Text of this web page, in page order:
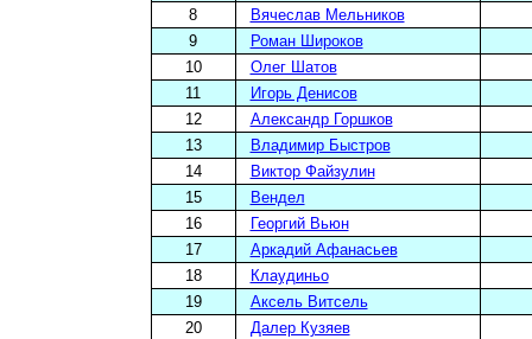
8
Вячеслав Мельников
9
Роман Широков
10
Олег Шатов
11
Игорь Денисов
12
Александр Горшков
13
Владимир Быстров
14
Виктор Файзулин
15
Вендел
16
Георгий Вьюн
17
Аркадий Афанасьев
18
Клаудиньо
19
Аксель Витсель
20
Далер Кузяев